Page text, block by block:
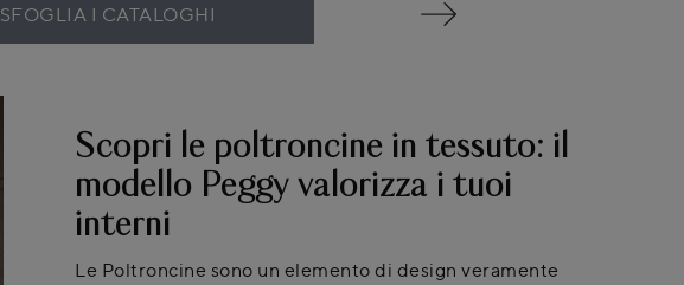
SFOGLIA I CATALOGHI
Scopri le poltroncine in tessuto: il
modello Peggy valorizza i tuoi
interni
Le Poltroncine sono un elemento di design veramente